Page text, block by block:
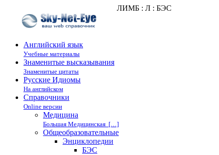
ЛИМБ : Л : БЭС
Английский язык
Учебные материалы
Знаменитые высказывания
Знаменитые цитаты
Русские Идиомы
На английском
Справочники
Online версии
Медицина
Большая Медицинская […]
Общеобразовательные
Энциклопедии
БЭС